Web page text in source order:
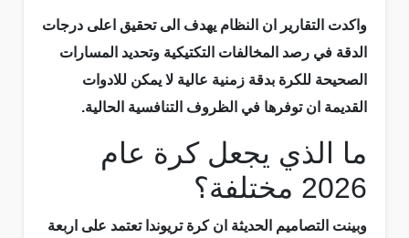
واكدت التقارير ان النظام يهدف الى تحقيق اعلى درجات
الدقة في رصد المخالفات التكتيكية وتحديد المسارات
الصحيحة للكرة بدقة زمنية عالية لا يمكن للادوات
القديمة ان توفرها في الظروف التنافسية الحالية.
ما الذي يجعل كرة عام
2026 مختلفة؟
وبينت التصاميم الحديثة ان كرة تريوندا تعتمد على اربعة